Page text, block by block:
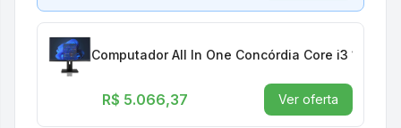
Computador All In One Concórdia Core i3 12100
R$ 5.066,37 Ver oferta